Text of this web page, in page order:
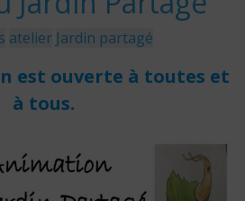
atelier Jardin partagé
est ouverte à toutes et
à tous.